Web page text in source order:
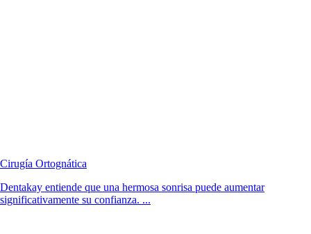
Cirugía Ortognática
Dentakay entiende que una hermosa sonrisa puede aumentar
significativamente su confianza. ...